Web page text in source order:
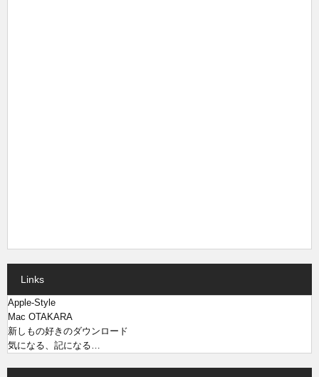
Links
Apple-Style
Mac OTAKARA
新しもの好きのダウンロード
気になる、記になる…